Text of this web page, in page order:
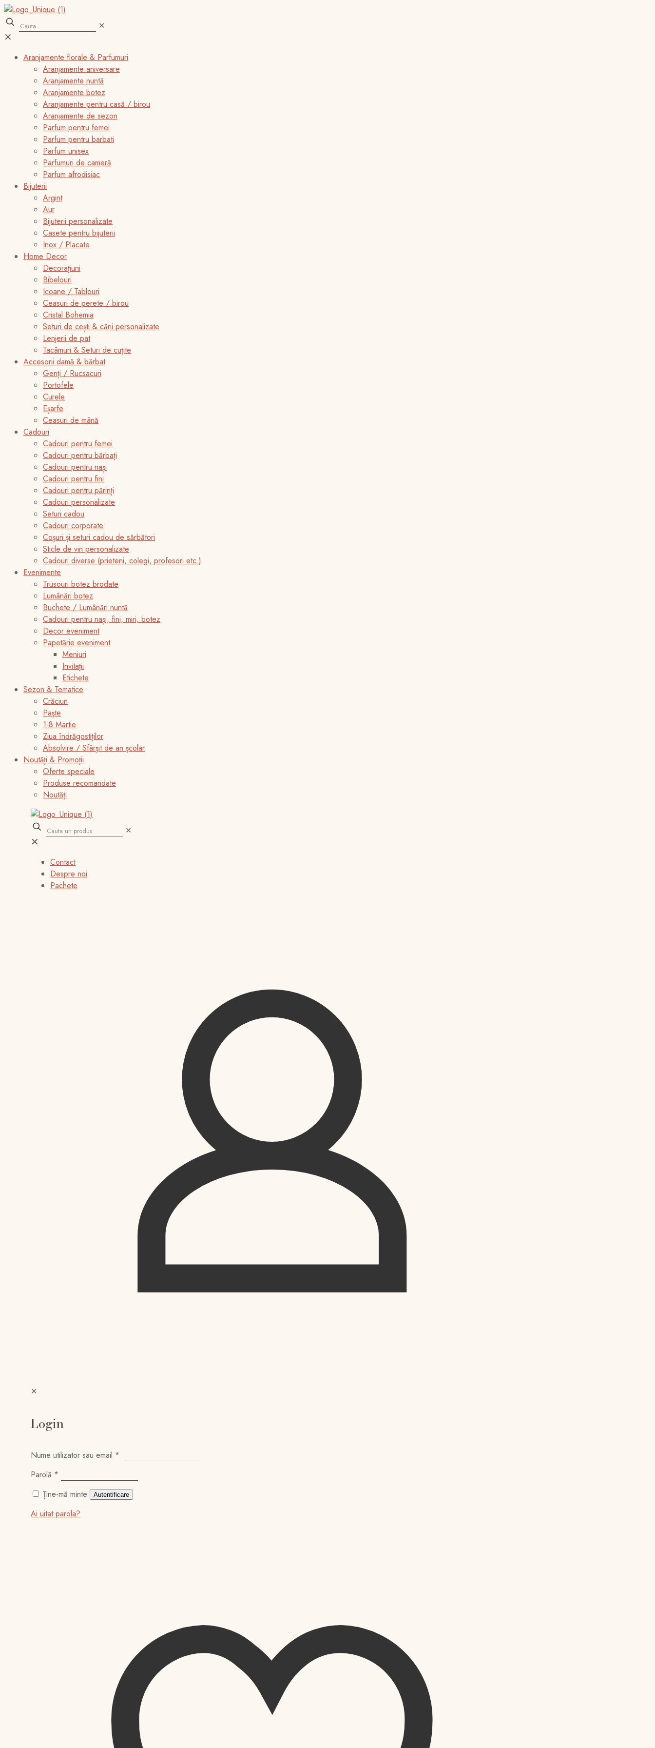
✕
✕
Aranjamente florale & Parfumuri
Aranjamente aniversare
Aranjamente nuntă
Aranjamente botez
Aranjamente pentru casă / birou
Aranjamente de sezon
Parfum pentru femei
Parfum pentru barbati
Parfum unisex
Parfumuri de cameră
Parfum afrodisiac
Bijuterii
Argint
Aur
Bijuterii personalizate
Casete pentru bijuterii
Inox / Placate
Home Decor
Decorațiuni
Bibelouri
Icoane / Tablouri
Ceasuri de perete / birou
Cristal Bohemia
Seturi de cești & căni personalizate
Lenjerii de pat
Tacâmuri & Seturi de cuțite
Accesorii damă & bărbat
Genți / Rucsacuri
Portofele
Curele
Eșarfe
Ceasuri de mână
Cadouri
Cadouri pentru femei
Cadouri pentru bărbați
Cadouri pentru nași
Cadouri pentru fini
Cadouri pentru părinți
Cadouri personalizate
Seturi cadou
Cadouri corporate
Coșuri și seturi cadou de sărbători
Sticle de vin personalizate
Cadouri diverse (prieteni, colegi, profesori etc.)
Evenimente
Trusouri botez brodate
Lumânări botez
Buchete / Lumânări nuntă
Cadouri pentru nași, fini, miri, botez
Decor eveniment
Papetărie eveniment
Meniuri
Invitații
Etichete
Sezon & Tematice
Crăciun
Paște
1-8 Martie
Ziua îndrăgostiților
Absolvire / Sfârșit de an școlar
Noutăți & Promoții
Oferte speciale
Produse recomandate
Noutăți
✕
✕
Contact
Despre noi
Pachete
✕
Login
Nume utilizator sau email *
Parolă *
Ține-mă minte
Autentificare
Ai uitat parola?